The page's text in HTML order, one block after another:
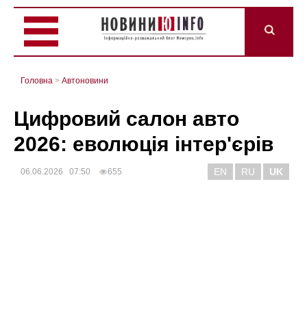
Головна > Автоновини
Цифровий салон авто
2026: еволюція інтер'єрів
06.06.2026 07:50 655 EN RU UK